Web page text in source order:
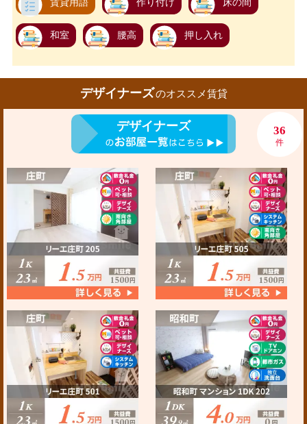
賃貸用語 作り付け 床の間
和室 腰高 押し入れ
デザイナーズのオススメ賃貸
デザイナーズ 36
件